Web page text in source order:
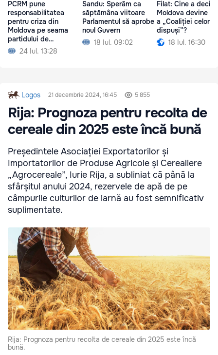
PCRM pune
responsabilitatea
pentru criza din
Moldova pe seama
partidului de
guvernare și a Maiei
Sandu
24 Iul. 13:28
Sandu: Sperăm ca
săptămâna viitoare
Parlamentul să aprobe
noul Guvern
18 Iul. 09:02
Filat: Cine a decis
Moldova devine
a „Coaliției celor
dispuși”?
18 Iul. 16:30
Logos 21 decembrie 2024, 16:45 5 855
Rija: Prognoza pentru recolta de
cereale din 2025 este încă bună
Președintele Asociației Exportatorilor și
Importatorilor de Produse Agricole și Cerealiere
„Agrocereale”, Iurie Rija, a subliniat că până la
sfârșitul anului 2024, rezervele de apă de pe
câmpurile culturilor de iarnă au fost semnificativ
suplimentate.
Rija: Prognoza pentru recolta de cereale din 2025 este încă
bună.